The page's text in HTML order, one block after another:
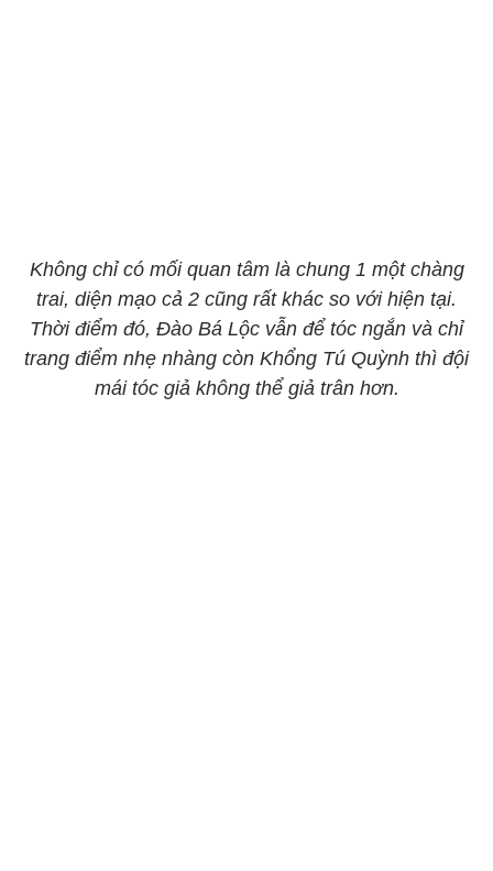
Không chỉ có mối quan tâm là chung 1 một chàng
trai, diện mạo cả 2 cũng rất khác so với hiện tại.
Thời điểm đó, Đào Bá Lộc vẫn để tóc ngắn và chỉ
trang điểm nhẹ nhàng còn Khổng Tú Quỳnh thì đội
mái tóc giả không thể giả trân hơn.